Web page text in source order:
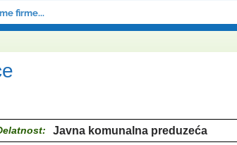
Javna komunalna preduzeća